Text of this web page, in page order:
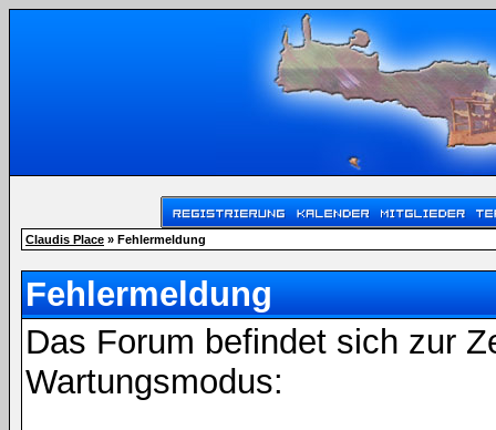
Claudis Place » Fehlermeldung
Fehlermeldung
Das Forum befindet sich zur
Wartungsmodus: